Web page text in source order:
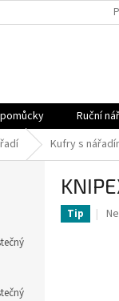
Ruční
Kufry s
Tip